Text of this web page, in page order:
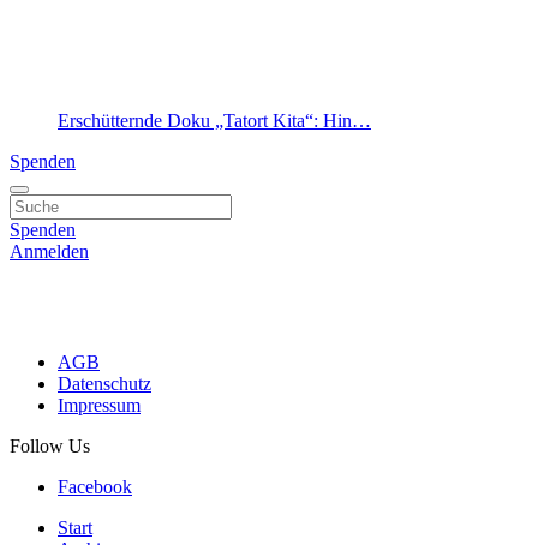
Erschütternde Doku „Tatort Kita“: Hin…
Spenden
Spenden
Anmelden
AGB
Datenschutz
Impressum
Follow Us
Facebook
Start